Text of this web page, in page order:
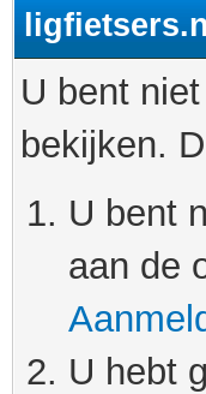
U bent
bekijken.
U bent
aan de
U hebt